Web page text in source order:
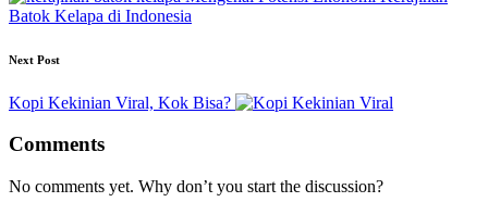
Batok Kelapa di Indonesia
Next Post
Kopi Kekinian Viral, Kok Bisa?
Comments
No comments yet. Why don’t you start the discussion?